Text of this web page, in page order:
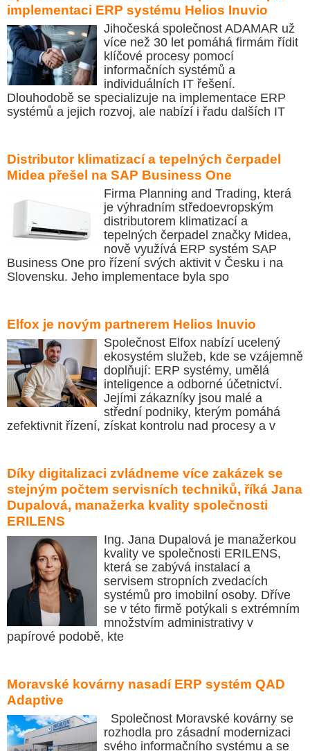
implementaci ERP systému Helios Inuvio
Jihočeská společnost ADAMAR už
více než 30 let pomáhá firmám řídit
klíčové procesy pomocí
informačních systémů a
individuálních IT řešení.
Dlouhodobě se specializuje na implementace ERP
systémů a jejich rozvoj, ale nabízí i řadu dalších IT
Distributor klimatizací a tepelných čerpadel
Midea přešel na SAP Business One
Firma Planning and Trading, která
je výhradním středoevropským
distributorem klimatizací a
tepelných čerpadel značky Midea,
nově využívá ERP systém SAP
Business One pro řízení svých aktivit v Česku i na
Slovensku. Jeho implementace byla spo
Elfox je novým partnerem Helios Inuvio
Společnost Elfox nabízí ucelený
ekosystém služeb, kde se vzájemně
doplňují: ERP systémy, umělá
inteligence a odborné účetnictví.
Jejími zákazníky jsou malé a
střední podniky, kterým pomáhá
zefektivnit řízení, získat kontrolu nad procesy a v
Díky digitalizaci zvládneme více zakázek se
stejným počtem servisních techniků, říká Jana
Dupalová, manažerka kvality společnosti
ERILENS
Ing. Jana Dupalová je manažerkou
kvality ve společnosti ERILENS,
která se zabývá instalací a
servisem stropních zvedacích
systémů pro imobilní osoby. Dříve
se v této firmě potýkali s extrémním
množstvím administrativy v
papírové podobě, kte
Moravské kovárny nasadí ERP systém QAD
Adaptive
Společnost Moravské kovárny se
rozhodla pro zásadní modernizaci
svého informačního systému a se